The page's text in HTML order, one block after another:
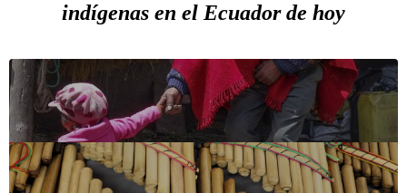
indígenas en el Ecuador de hoy